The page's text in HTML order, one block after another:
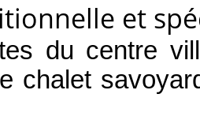
et
du centre
chalet